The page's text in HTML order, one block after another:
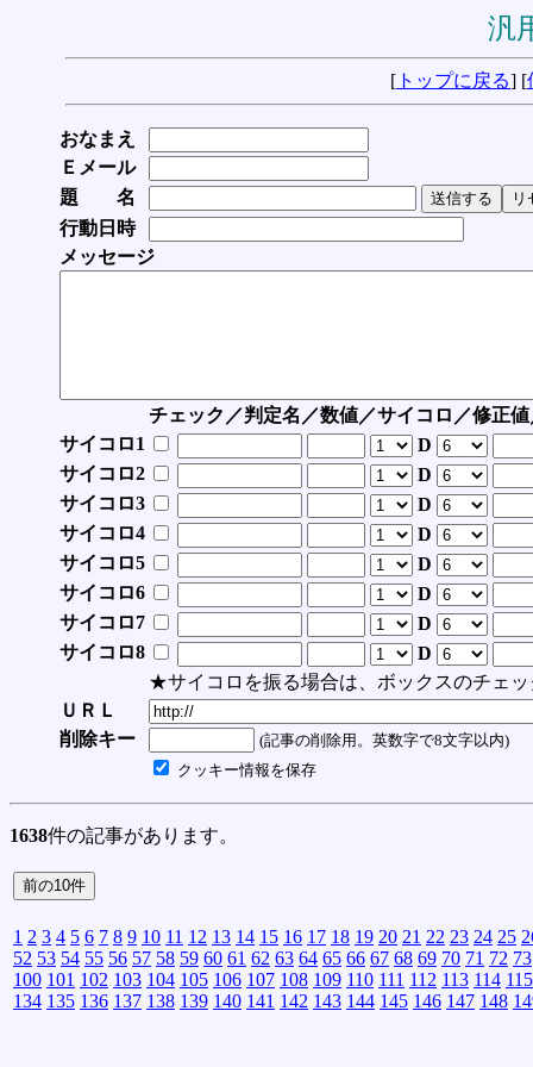
汎
[ トップに戻る] [
おなまえ
Ｅメール
題 名
行動日時
メッセージ
チェック／判定名／数値／サイコロ／修正
サイコロ1
D
サイコロ2
D
サイコロ3
D
サイコロ4
D
サイコロ5
D
サイコロ6
D
サイコロ7
D
サイコロ8
D
★サイコロを振る場合は、ボックスのチェッ
ＵＲＬ
削除キー
(記事の削除用。英数字で8文字以内)
クッキー情報を保存
1638件の記事があります。
1 2 3 4 5 6 7 8 9 10 11 12 13 14 15 16 17 18 19 20 21 22 23 24 25
52 53 54 55 56 57 58 59 60 61 62 63 64 65 66 67 68 69 70 71 72 73
100 101 102 103 104 105 106 107 108 109 110 111 112 113 114 115
134 135 136 137 138 139 140 141 142 143 144 145 146 147 148